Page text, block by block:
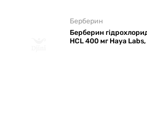
Берберин
Берберин
HCL 400 мг Haya